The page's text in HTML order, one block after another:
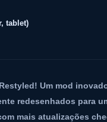
tablet)
Um mod
redesenhados para
mais atualizações